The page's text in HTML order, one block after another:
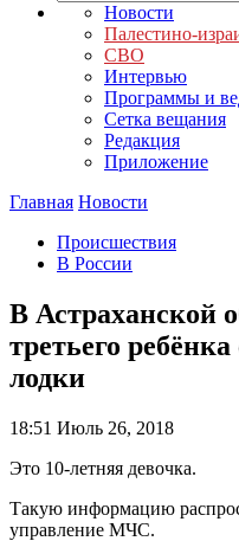
Новости
Палестино-
СВО
Интервью
Программы и
Сетка вещания
Редакция
Приложение
Главная Новости
Происшествия
В России
В Астраханской
третьего
лодки
18:51 Июль 26, 2018
Это 10-летняя девочка.
Такую информацию
управление МЧС.